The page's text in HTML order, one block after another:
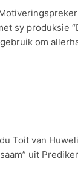
sy produksie
om
Toit van
uit